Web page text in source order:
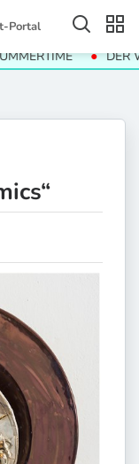
Portal
DER WERT